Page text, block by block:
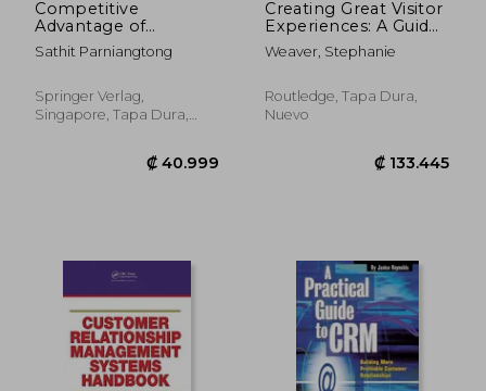
₡
Competitive
Advantage of
Customer Centricity
(Management for
Sathit Parniangtong
Springer Verlag,
Singapore, Tapa Dura,
Creating Great Visitor
Experiences: A Guide
for Museums, Parks,
Zoos, Gardens &
Weaver, Stephanie
Routledge, Tapa Dura,
Nuevo